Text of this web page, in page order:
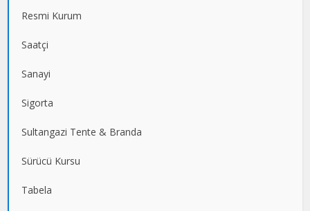
Resmi Kurum
Saatçi
Sanayi
Sigorta
Sultangazi Tente & Branda
Sürücü Kursu
Tabela